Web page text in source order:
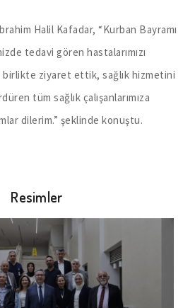
Halil Kafadar, “Kurban Bayramı
tedavi gören hastalarımızı
ziyaret ettik, sağlık hizmetini
tüm sağlık çalışanlarımıza
dilerim.” şeklinde konuştu.
Resimler